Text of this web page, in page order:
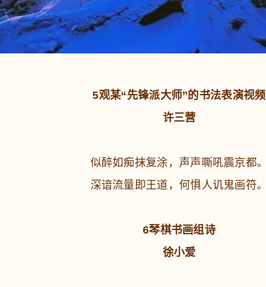
5观某“先锋派大师”的书法表演视频
许三营
似醉如痴抹复涂，声声嘶吼震京都。
深谙流量即王道，何惧人讥鬼画符。
6琴棋书画组诗
徐小爱